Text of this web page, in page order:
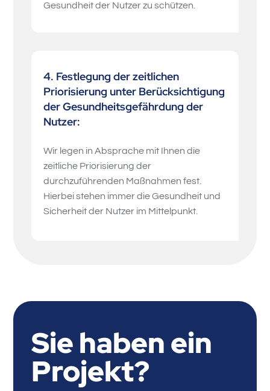
Gesundheit der Nutzer zu schützen.
4. Festlegung der zeitlichen
Priorisierung unter Berücksichtigung
der Gesundheitsgefährdung der
Nutzer:
Wir legen in Absprache mit Ihnen die
zeitliche Priorisierung der
durchzuführenden Maßnahmen fest.
Hierbei stehen immer die Gesundheit und
Sicherheit der Nutzer im Mittelpunkt.
Sie haben ein
Projekt?